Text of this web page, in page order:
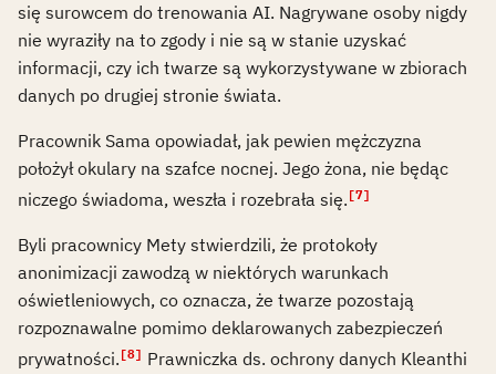
się surowcem do trenowania AI. Nagrywane osoby nigdy
nie wyraziły na to zgody i nie są w stanie uzyskać
informacji, czy ich twarze są wykorzystywane w zbiorach
danych po drugiej stronie świata.
Pracownik Sama opowiadał, jak pewien mężczyzna
położył okulary na szafce nocnej. Jego żona, nie będąc
niczego świadoma, weszła i rozebrała się. [7]
Byli pracownicy Mety stwierdzili, że protokoły
anonimizacji zawodzą w niektórych warunkach
oświetleniowych, co oznacza, że twarze pozostają
rozpoznawalne pomimo deklarowanych zabezpieczeń
prywatności. [8] Prawniczka ds. ochrony danych Kleanthi